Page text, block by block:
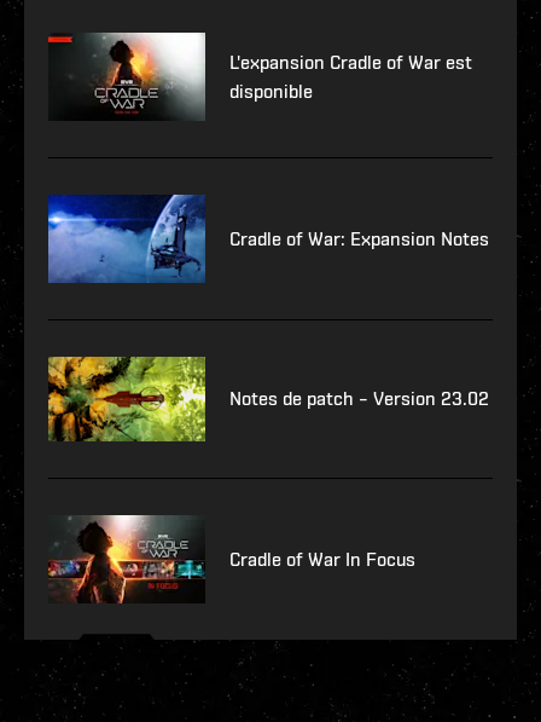
L'expansion Cradle of War est
disponible
Cradle of War: Expansion Notes
Notes de patch – Version 23.02
Cradle of War In Focus